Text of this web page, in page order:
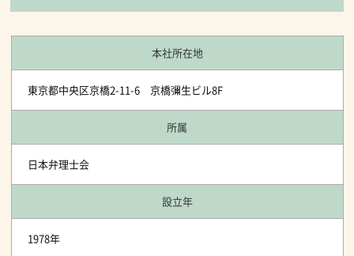
本社所在地
東京都中央区京橋2-11-6 京橋彌生ビル8F
所属
日本弁理士会
設立年
1978年